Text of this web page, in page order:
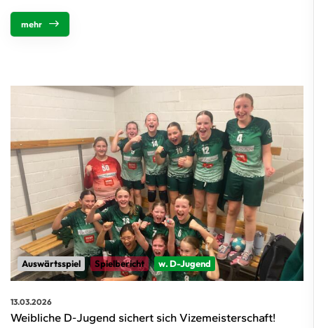
mehr
Auswärtsspiel Spielbericht w. D-Jugend
13.03.2026
Weibliche D-Jugend sichert sich Vizemeisterschaft!